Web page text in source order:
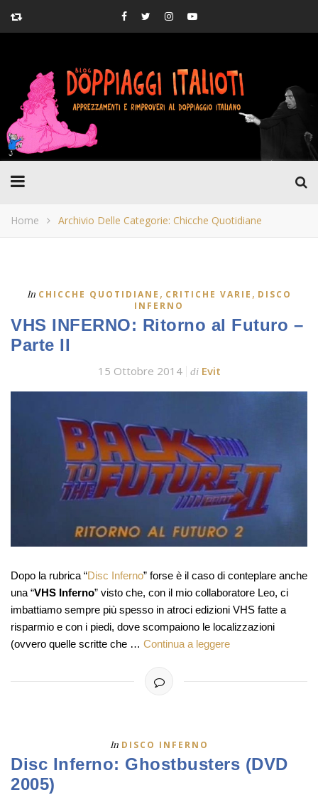
Home Archivio Delle Categorie: Chicche Quotidiane
In CHICCHE QUOTIDIANE , CRITICHE VARIE , DISCO
INFERNO
VHS INFERNO: Ritorno al Futuro –
Parte II
15 Ottobre 2014 di Evit
Dopo la rubrica “Disc Inferno” forse è il caso di conteplare anche
una “VHS Inferno” visto che, con il mio collaboratore Leo, ci
imbattiamo sempre più spesso in atroci edizioni VHS fatte a
risparmio e con i piedi, dove scompaiono le localizzazioni
(ovvero quelle scritte che … Continua a leggere
In DISCO INFERNO
Disc Inferno: Ghostbusters (DVD
2005)